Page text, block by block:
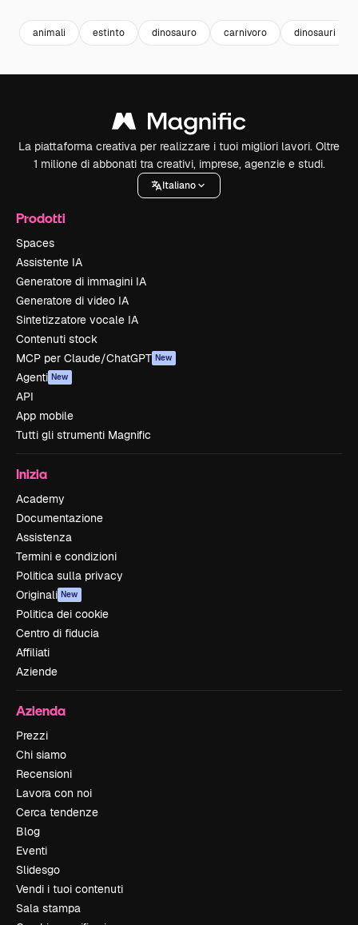
animali estinto dinosauro carnivoro dinosauri
La piattaforma creativa per realizzare i tuoi migliori lavori. Oltre
1 milione di abbonati tra creativi, imprese, agenzie e studi.
Italiano
Prodotti
Spaces
Assistente IA
Generatore di immagini IA
Generatore di video IA
Sintetizzatore vocale IA
Contenuti stock
MCP per Claude/ChatGPT New
Agenti New
API
App mobile
Tutti gli strumenti Magnific
Inizia
Academy
Documentazione
Assistenza
Termini e condizioni
Politica sulla privacy
Originali New
Politica dei cookie
Centro di fiducia
Affiliati
Aziende
Azienda
Prezzi
Chi siamo
Recensioni
Lavora con noi
Cerca tendenze
Blog
Eventi
Slidesgo
Vendi i tuoi contenuti
Sala stampa